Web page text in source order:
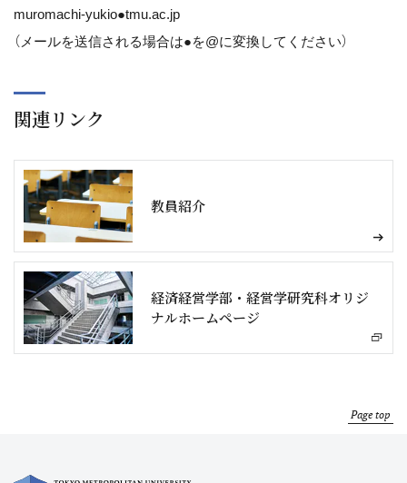
muromachi-yukio●tmu.ac.jp
（メールを送信される場合は●を@に変換してください）
関連リンク
教員紹介
経済経営学部・経営学研究科オリジ
ナルホームページ
Page top